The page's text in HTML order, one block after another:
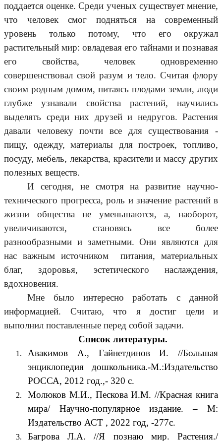
поддается оценке. Среди ученых существует мнение,
что человек смог подняться на современный
уровень только потому, что его окружал
растительный мир: овладевая его тайнами и познавая
его свойства, человек одновременно
совершенствовал свой разум и тело. Считая флору
своим родным домом, питаясь плодами земли, люди
глубже узнавали свойства растений, научились
выделять среди них друзей и недругов. Растения
давали человеку почти все для существования -
пищу, одежду, материалы для построек, топливо,
посуду, мебель, лекарства, красители и массу других
полезных веществ.
И сегодня, не смотря на развитие научно-
технического прогресса, роль и значение растений в
жизни общества не уменьшаются, а, наоборот,
увеличиваются, становясь все более
разнообразными и заметными. Они являются для
нас важным источником питания, материальных
благ, здоровья, эстетического наслаждения,
вдохновения.
Мне было интересно работать с данной
информацией. Считаю, что я достиг цели и
выполнил поставленные перед собой задачи.
Список литературы.
Авакимов А., Гайнетдинов И. //Большая
энциклопедия дошкольника.-М.:Издательство
РОССА, 2012 год.,- 320 с.
Молюков М.И., Пескова И.М. //Красная книга
мира/ Научно-популярное издание. – М:
Издательство АСТ , 2022 год, -277с.
Багрова Л.А. //Я познаю мир. Растения./